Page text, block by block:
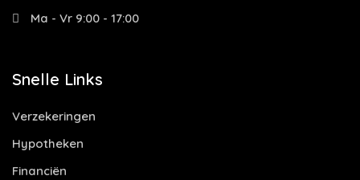
Ma - Vr 9:00 - 17:00
Snelle Links
Verzekeringen
Hypotheken
Financiën